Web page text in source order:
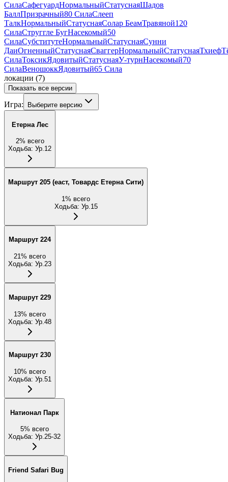
СилаСафегуардНормальныйСтатуснаяШадов
БаллПризрачный80 СилаСлееп
ТалкНормальныйСтатуснаяСолар БеамТравяной120
СилаСтруггле БугНасекомый50
СилаСубститутеНормальныйСтатуснаяСунни
ДаиОгненныйСтатуснаяСваггерНормальныйСтатуснаяТхиеф
СилаТоксикЯдовитыйСтатуснаяУ-турнНасекомый70
СилаВеношоккЯдовитый65 Сила
локации (7)
Показать все версии
Игра: Выберите версию
Етерна Лес
2% всего
Ходьба: Ур.12
Маршрут 205 (еаст, Товардс Етерна Сити)
1% всего
Ходьба: Ур.15
Маршрут 224
21% всего
Ходьба: Ур.23
Маршрут 229
13% всего
Ходьба: Ур.48
Маршрут 230
10% всего
Ходьба: Ур.51
Натионал Парк
5% всего
Ходьба: Ур.25-32
Friend Safari Bug